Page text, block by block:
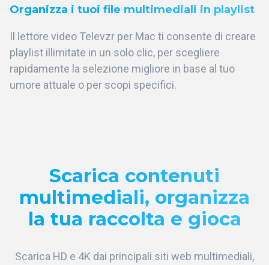
Organizza i tuoi file multimediali in playlist
Il lettore video Televzr per Mac ti consente di creare
playlist illimitate in un solo clic, per scegliere
rapidamente la selezione migliore in base al tuo
umore attuale o per scopi specifici.
Scarica contenuti
multimediali, organizza
la tua raccolta e gioca
Scarica HD e 4K dai principali siti web multimediali,